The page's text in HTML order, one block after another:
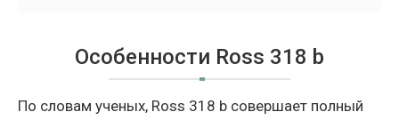
Особенности Ross 318 b
По словам ученых, Ross 318 b совершает полный